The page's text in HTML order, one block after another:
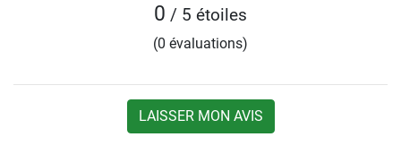
0 / 5 étoiles
(0 évaluations)
LAISSER MON AVIS